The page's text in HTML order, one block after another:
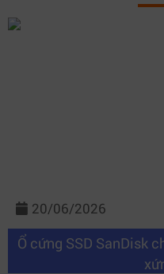
20/06/2026
Ổ cứng SSD SanDisk